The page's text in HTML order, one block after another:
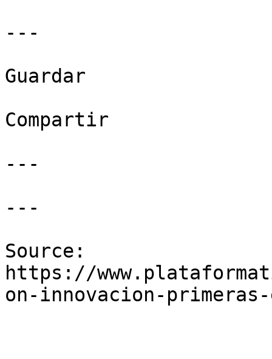
---
Guardar
Compartir
---
---
Source:
https://